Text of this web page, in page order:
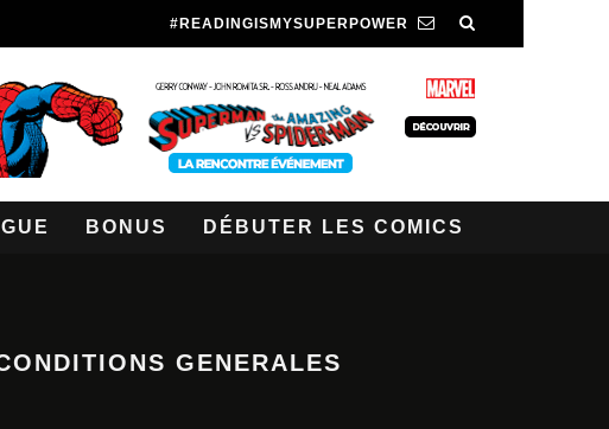
#READINGISMYSUPERPOWER
BONUS DÉBUTER LES COMICS
GENERALES